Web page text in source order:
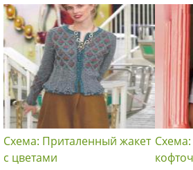
Схема: Приталенный жакет
с цветами